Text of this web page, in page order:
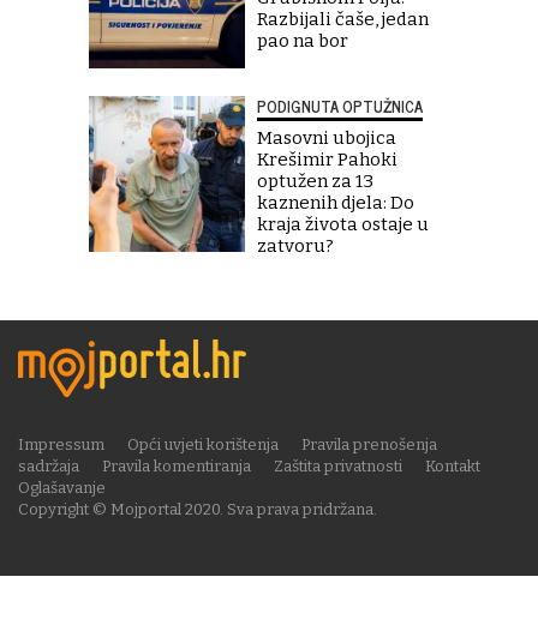
Razbijali čaše, jedan
pao na bor
PODIGNUTA OPTUŽNICA
Masovni ubojica
Krešimir Pahoki
optužen za 13
kaznenih djela: Do
kraja života ostaje u
zatvoru?
Copyright © Mojportal 2020. Sva prava pridržana.
Impressum Opći uvjeti korištenja
Pravila prenošenja
sadržaja
Pravila komentiranja Zaštita privatnosti
Kontakt
Oglašavanje